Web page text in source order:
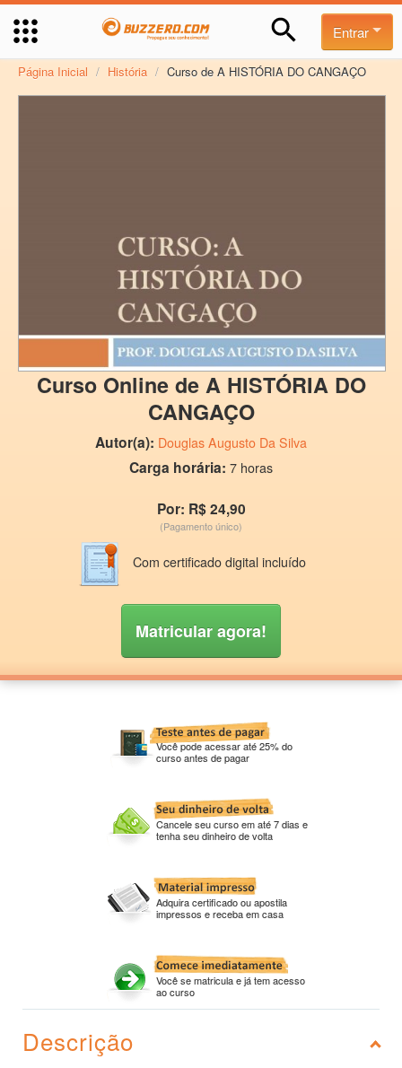
Entrar
Página Inicial / História / Curso de A HISTÓRIA DO CANGAÇO
Curso Online de A HISTÓRIA DO
CANGAÇO
Autor(a): Douglas Augusto Da Silva
Carga horária: 7 horas
Por: R$ 24,90
(Pagamento único)
Com certificado digital incluído
Matricular agora!
Você pode acessar até 25% do
curso antes de pagar
Cancele seu curso em até 7 dias e
tenha seu dinheiro de volta
Adquira certificado ou apostila
impressos e receba em casa
Você se matricula e já tem acesso
ao curso
Descrição